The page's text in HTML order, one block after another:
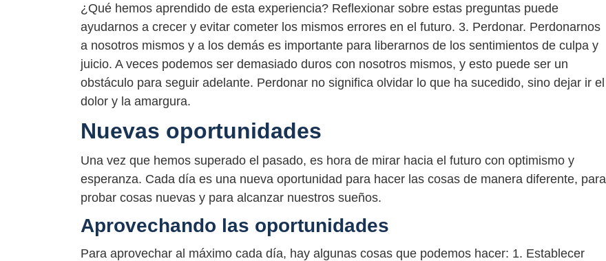
¿Qué hemos aprendido de esta experiencia? Reflexionar sobre estas preguntas puede
ayudarnos a crecer y evitar cometer los mismos errores en el futuro. 3. Perdonar. Perdonarnos
a nosotros mismos y a los demás es importante para liberarnos de los sentimientos de culpa y
juicio. A veces podemos ser demasiado duros con nosotros mismos, y esto puede ser un
obstáculo para seguir adelante. Perdonar no significa olvidar lo que ha sucedido, sino dejar ir el
dolor y la amargura.
Nuevas oportunidades
Una vez que hemos superado el pasado, es hora de mirar hacia el futuro con optimismo y
esperanza. Cada día es una nueva oportunidad para hacer las cosas de manera diferente, para
probar cosas nuevas y para alcanzar nuestros sueños.
Aprovechando las oportunidades
Para aprovechar al máximo cada día, hay algunas cosas que podemos hacer: 1. Establecer